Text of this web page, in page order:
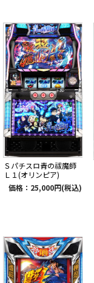
Ｓパチスロ青の祓魔師
Ｌ１(オリンピア)
価格：25,000円(税込)